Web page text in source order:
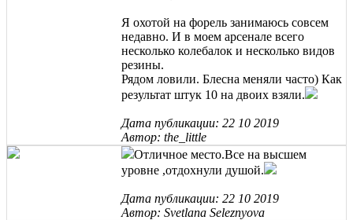
Я охотой на форель занимаюсь совсем
недавно. И в моем арсенале всего
несколько колебалок и несколько видов
резины.
Рядом ловили. Блесна меняли часто) Как
результат штук 10 на двоих взяли.
Дата публикации: 22 10 2019
Автор: the_little
Отличное место.Все на высшем
уровне ,отдохнули душой.
Дата публикации: 22 10 2019
Автор: Svetlana Seleznyova